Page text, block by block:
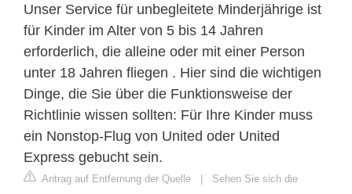
Unser Service für unbegleitete Minderjährige ist
für Kinder im Alter von 5 bis 14 Jahren
erforderlich, die alleine oder mit einer Person
unter 18 Jahren fliegen . Hier sind die wichtigen
Dinge, die Sie über die Funktionsweise der
Richtlinie wissen sollten: Für Ihre Kinder muss
ein Nonstop-Flug von United oder United
Express gebucht sein.
Antrag auf Entfernung der Quelle | Sehen Sie sich die